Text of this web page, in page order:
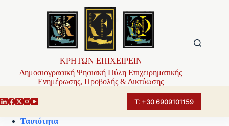
ΚΡΗΤΩΝ ΕΠΙΧΕΙΡΕΙΝ
Δημοσιογραφική Ψηφιακή Πύλη Επιχειρηματικής
Ενημέρωσης, Προβολής & Δικτύωσης
Τ: +30 6909101159
Ταυτότητα